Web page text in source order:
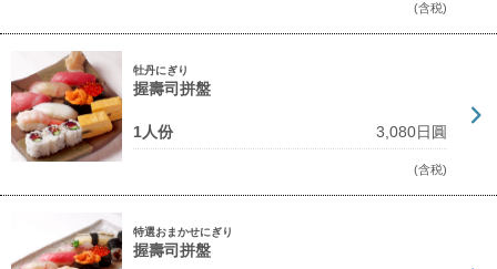
(含税)
牡丹にぎり
握壽司拼盤
1人份 3,080日圓
(含税)
特選おまかせにぎり
握壽司拼盤